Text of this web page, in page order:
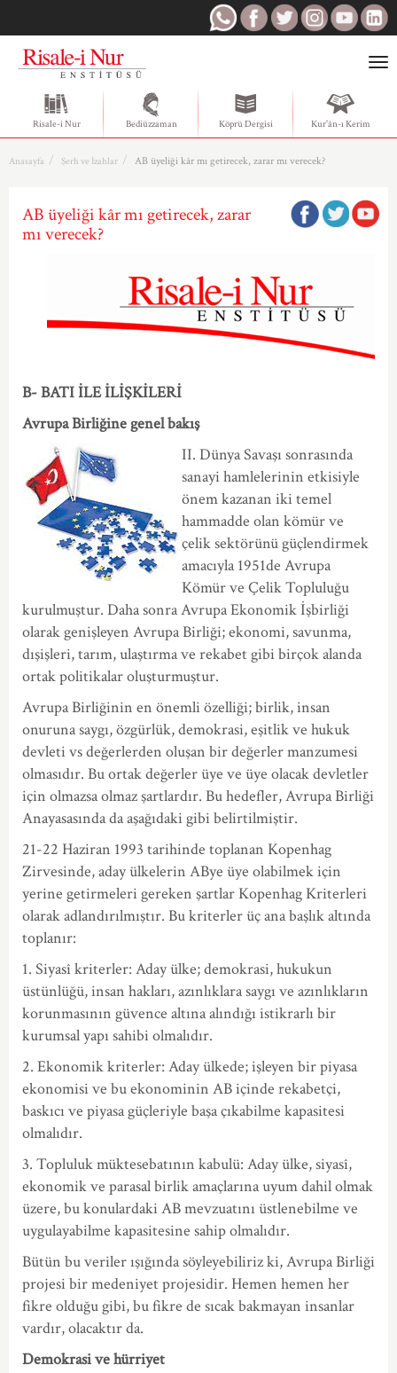
Risale-i Nur Bediüzzaman Köprü Dergisi Kur'ân-ı Kerim
Anasayfa Şerh ve İzahlar AB üyeliği kâr mı getirecek, zarar mı verecek?
AB üyeliği kâr mı getirecek, zarar
mı verecek?
B- BATI İLE İLİŞKİLERİ
Avrupa Birliğine genel bakış
II. Dünya Savaşı sonrasında
sanayi hamlelerinin etkisiyle
önem kazanan iki temel
hammadde olan kömür ve
çelik sektörünü güçlendirmek
amacıyla 1951de Avrupa
Kömür ve Çelik Topluluğu
kurulmuştur. Daha sonra Avrupa Ekonomik İşbirliği
olarak genişleyen Avrupa Birliği; ekonomi, savunma,
dışişleri, tarım, ulaştırma ve rekabet gibi birçok alanda
ortak politikalar oluşturmuştur.
Avrupa Birliğinin en önemli özelliği; birlik, insan
onuruna saygı, özgürlük, demokrasi, eşitlik ve hukuk
devleti vs değerlerden oluşan bir değerler manzumesi
olmasıdır. Bu ortak değerler üye ve üye olacak devletler
için olmazsa olmaz şartlardır. Bu hedefler, Avrupa Birliği
Anayasasında da aşağıdaki gibi belirtilmiştir.
21-22 Haziran 1993 tarihinde toplanan Kopenhag
Zirvesinde, aday ülkelerin ABye üye olabilmek için
yerine getirmeleri gereken şartlar Kopenhag Kriterleri
olarak adlandırılmıştır. Bu kriterler üç ana başlık altında
toplanır:
1. Siyasî kriterler: Aday ülke; demokrasi, hukukun
üstünlüğü, insan hakları, azınlıklara saygı ve azınlıkların
korunmasının güvence altına alındığı istikrarlı bir
kurumsal yapı sahibi olmalıdır.
2. Ekonomik kriterler: Aday ülkede; işleyen bir piyasa
ekonomisi ve bu ekonominin AB içinde rekabetçi,
baskıcı ve piyasa güçleriyle başa çıkabilme kapasitesi
olmalıdır.
3. Topluluk müktesebatının kabulü: Aday ülke, siyasî,
ekonomik ve parasal birlik amaçlarına uyum dahil olmak
üzere, bu konulardaki AB mevzuatını üstlenebilme ve
uygulayabilme kapasitesine sahip olmalıdır.
Bütün bu veriler ışığında söyleyebiliriz ki, Avrupa Birliği
projesi bir medeniyet projesidir. Hemen hemen her
fikre olduğu gibi, bu fikre de sıcak bakmayan insanlar
vardır, olacaktır da.
Demokrasi ve hürriyet